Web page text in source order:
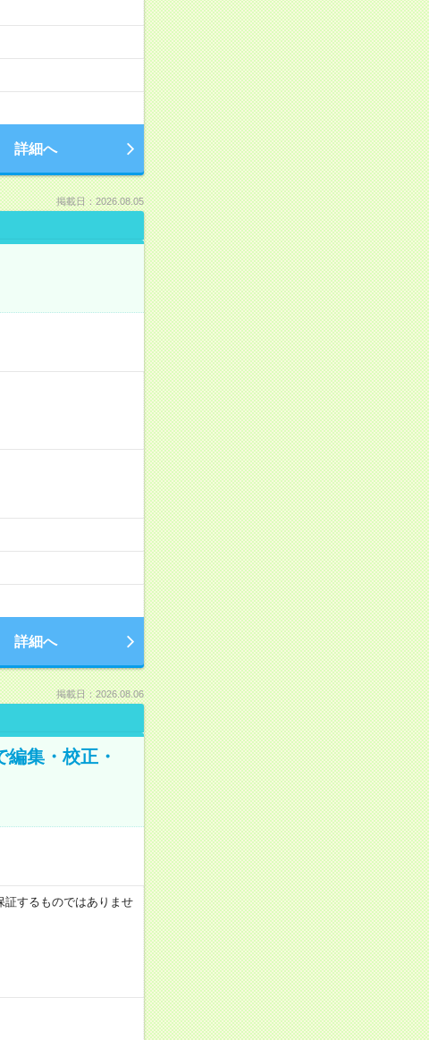
詳細へ
掲載日：2026.08.05
詳細へ
掲載日：2026.08.06
集・校正・
するものではありませ